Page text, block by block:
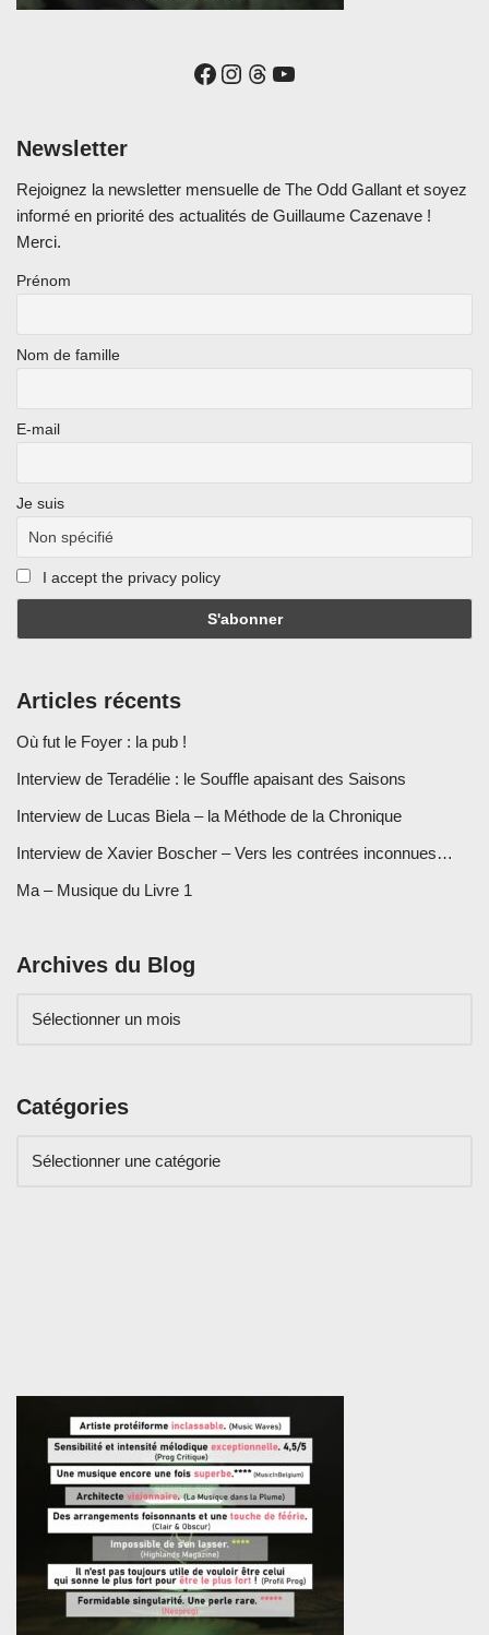
Newsletter
Rejoignez la newsletter mensuelle de The Odd Gallant et soyez
informé en priorité des actualités de Guillaume Cazenave !
Merci.
Prénom
Nom de famille
E-mail
Je suis
I accept the privacy policy
Articles récents
Où fut le Foyer : la pub !
Interview de Teradélie : le Souffle apaisant des Saisons
Interview de Lucas Biela – la Méthode de la Chronique
Interview de Xavier Boscher – Vers les contrées inconnues…
Ma – Musique du Livre 1
Archives du Blog
Catégories